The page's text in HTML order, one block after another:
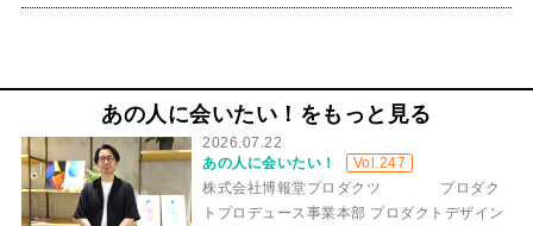
あの人に会いたい！をもっと見る
2026.07.22
あの人に会いたい！
Vol.247
株式会社博報堂プロダクツ プロダク
トプロデュース事業本部 プロダクトデザイン